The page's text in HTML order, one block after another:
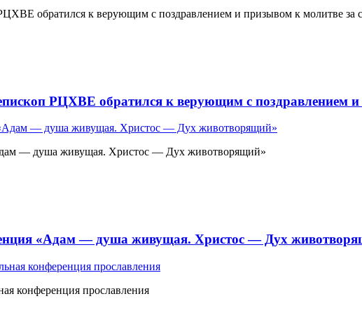
обратился к верующим с поздравлением и призывом к молитве за
РЦХВЕ обратился к верующим с поздравлением
— душа живущая. Христос — Дух животворящий»
«Адам — душа живущая. Христос — Дух
конференция прославления